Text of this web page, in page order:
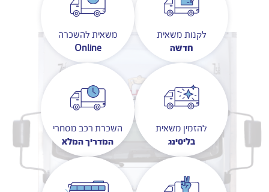
לקנות משאית
חדשה
משאית להשכרה
Online
להזמין משאית
בליסינג
השכרת רכב מסחרי
המדריך המלא